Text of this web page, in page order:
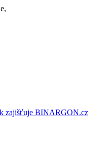
zajišťuje BINARGON.cz